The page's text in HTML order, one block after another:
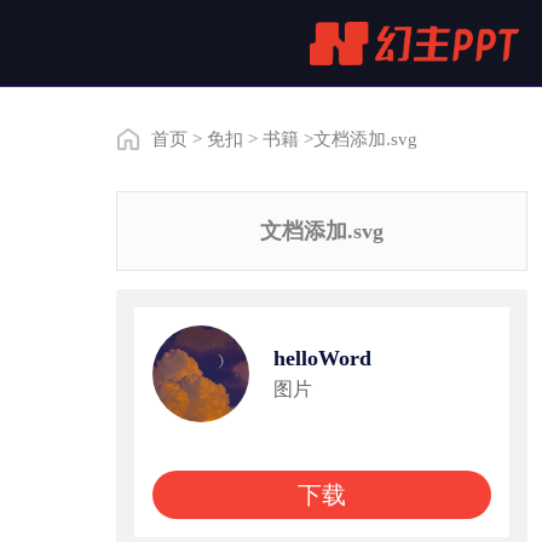
首页 > 免扣 > 书籍 >文档添加.svg
文档添加.svg
helloWord
图片
下载